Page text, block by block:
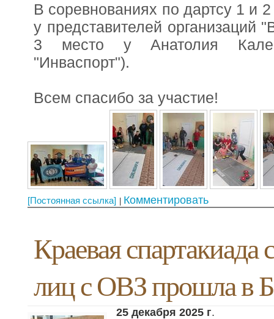
В соревнованиях по дартсу 1 и
у представителей организаций
3 место у Анатолия
"Инваспорт").
Всем спасибо за участие!
[Постоянная ссылка] Комментировать
Краевая спартакиада
лиц с ОВЗ прошла в
25 декабря 2025 г.